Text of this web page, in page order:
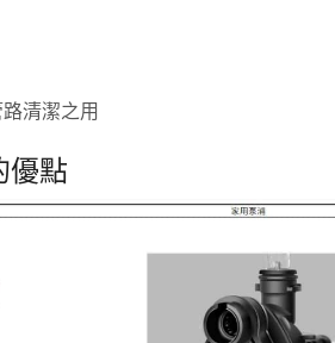
清潔之用
優點